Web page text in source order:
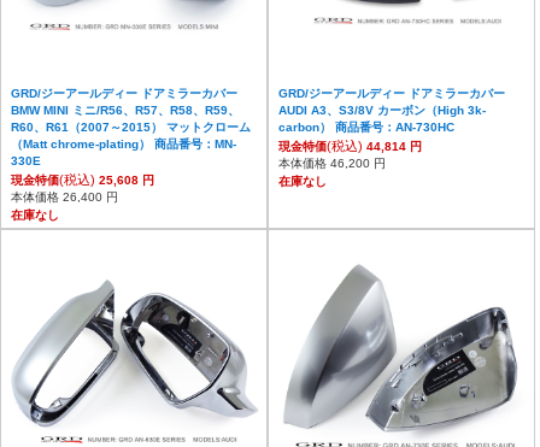
GRD/ジーアールディー ドアミラーカバー
BMW MINI ミニ/R56、R57、R58、R59、
R60、R61（2007～2015） マットクローム
（Matt chrome-plating） 商品番号：MN-
330E
現金特価(税込) 25,608 円
本体価格 26,400 円
在庫なし
GRD/ジーアールディー ドアミラーカバー
AUDI A3、S3/8V カーボン（High 3k-
carbon） 商品番号：AN-730HC
現金特価(税込) 44,814 円
本体価格 46,200 円
在庫なし